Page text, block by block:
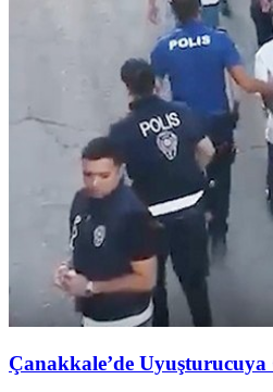
Çanakkale’de Uyuşturucuya